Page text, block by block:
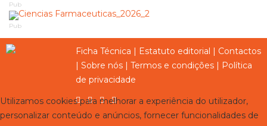
Pub
Pub
Ficha Técnica | Estatuto editorial | Contactos
| Sobre nós | Termos e condições | Política
de privacidade
Utilizamos cookies para melhorar a experiência do utilizador,
personalizar conteúdo e anúncios, fornecer funcionalidades de